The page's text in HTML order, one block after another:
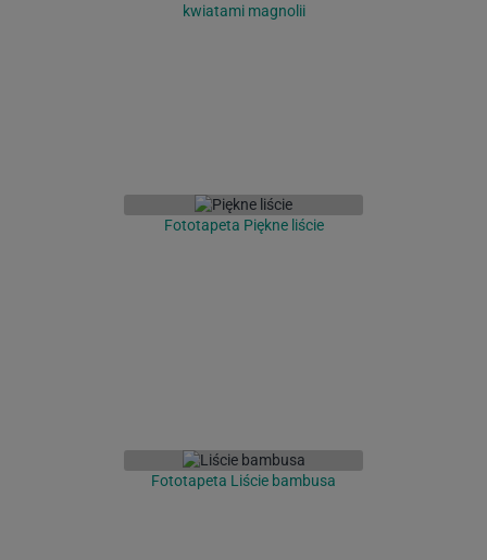
kwiatami magnolii
Fototapeta Piękne liście
Fototapeta Liście bambusa